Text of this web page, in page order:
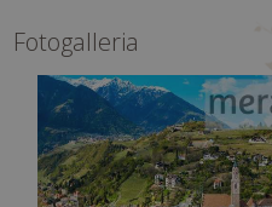
Fotogalleria